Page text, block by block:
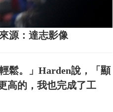
源：達志影像
鬆。」Harden說，「顯
高的，我也完成了工